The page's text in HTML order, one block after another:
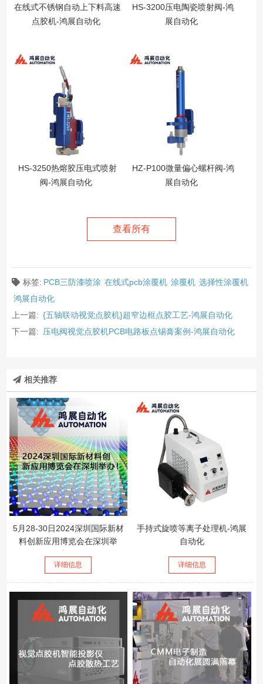
在线式不锈钢自动上下料高速
点胶机-鸿展自动化
HS-3200压电陶瓷喷射阀-鸿
展自动化
HS-3250热熔胶压电式喷射
阀-鸿展自动化
HZ-P100微量偏心螺杆阀-鸿
展自动化
查看所有
标签: PCB三防漆喷涂 在线式pcb涂覆机 涂覆机 选择性涂覆机
鸿展自动化
上一篇: {五轴联动视觉点胶机}超窄边框点胶工艺-鸿展自动化
下一篇: 压电阀视觉点胶机PCB电路板点锡膏案例-鸿展自动化
相关推荐
5月28-30日2024深圳国际新材
料创新应用博览会在深圳举
办！
详细信息
手持式旋喷等离子处理机-鸿展
自动化
详细信息